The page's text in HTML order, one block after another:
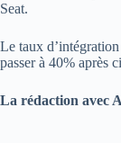
Seat.
Le taux
passer à 40% après
La rédaction avec